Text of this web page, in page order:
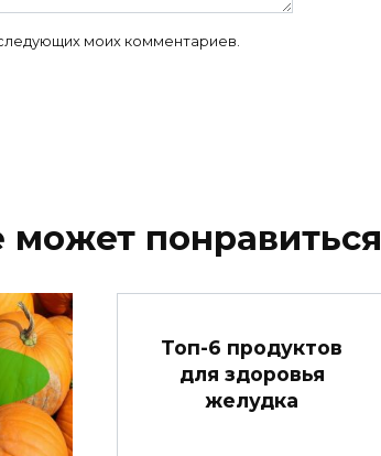
моих комментариев.
понравиться
Топ-6 продуктов
для здоровья
желудка